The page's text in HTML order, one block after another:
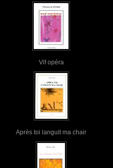
Vif opéra
Après toi languit ma chair